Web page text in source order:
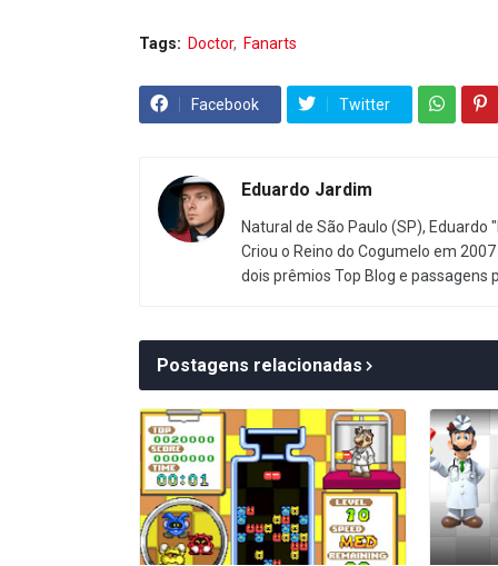
Tags: Doctor Fanarts
Facebook Twitter
Eduardo Jardim
Natural de São Paulo (SP),
Criou o Reino do Cogumelo em
dois prêmios Top Blog e passagens
Postagens relacionadas